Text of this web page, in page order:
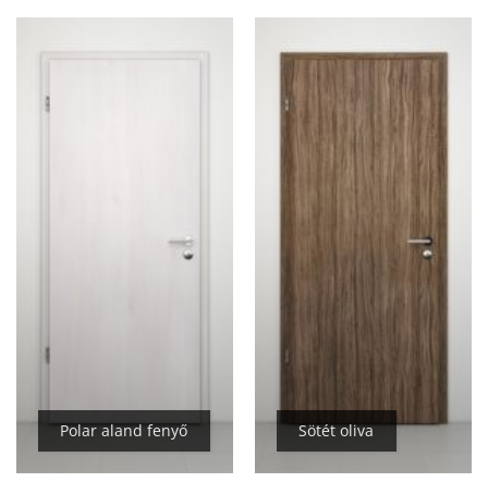
Polar aland fenyő Sötét oliva